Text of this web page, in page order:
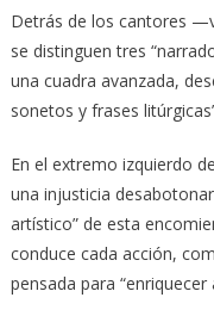
Detrás de los cantores
se distinguen tres
una cuadra avanzada,
sonetos y frases
En el extremo izquierdo
una injusticia
artístico” de esta
conduce cada acción,
pensada para “enriquecer